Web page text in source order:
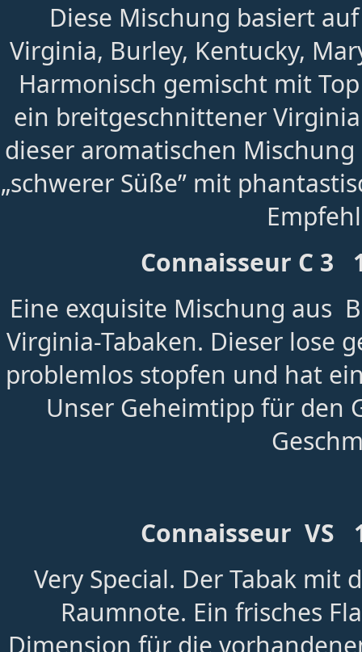
Diese Mischung basiert
Virginia, Burley, Kentucky,
Harmonisch gemischt mit
ein breitgeschnittener
dieser aromatischen
„schwerer Süße” mit
Connaisseur C 3
Eine exquisite Mischung aus
Virginia-Tabaken. Dieser lose
problemlos stopfen und hat
Unser Geheimtipp für den
Connaisseur VS
Very Special. Der Tabak
Raumnote. Ein frisches
Dimension für die